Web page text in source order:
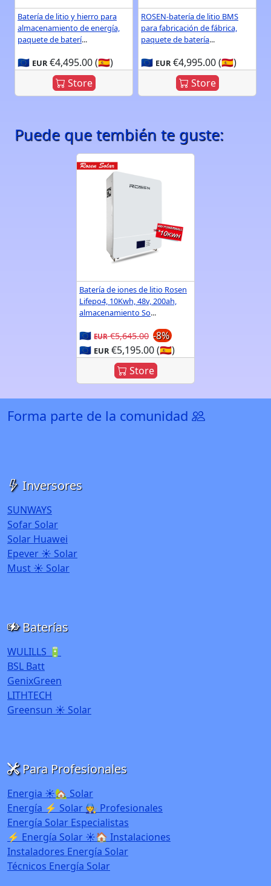
Batería de litio y hierro para
almacenamiento de energía,
paquete de baterí...
🇪🇺 EUR€4,495.00 (🇪🇸)
Store
ROSEN-batería de litio BMS
para fabricación de fábrica,
paquete de batería...
🇪🇺 EUR€4,995.00 (🇪🇸)
Store
Puede que tembién te guste:
Batería de iones de litio Rosen
Lifepo4, 10Kwh, 48v, 200ah,
almacenamiento So...
🇪🇺 EUR€5,645.00 -8%
🇪🇺 EUR€5,195.00 (🇪🇸)
Store
Forma parte de la comunidad
Inversores
SUNWAYS
Sofar Solar
Solar Huawei
Epever ☀️ Solar
Must ☀️ Solar
Baterías
WULILLS 🔋
BSL Batt
GenixGreen
LITHTECH
Greensun ☀️ Solar
Para Profesionales
Energia ☀️🏡 Solar
Energía ⚡ Solar 🧑‍🔧 Profesionales
Energía Solar Especialistas
⚡ Energía Solar ☀️🏠 Instalaciones
Instaladores Energía Solar
Técnicos Energía Solar